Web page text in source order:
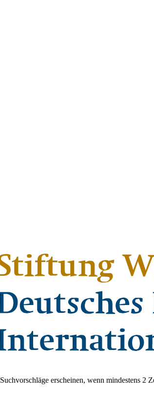
Suchvorschläge erscheinen, wenn mindestens 2